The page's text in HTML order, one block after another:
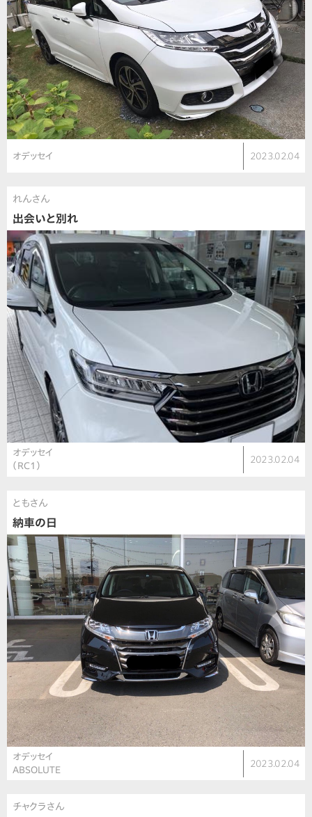
オデッセイ 2023.02.04
れんさん
出会いと別れ
オデッセイ
（RC1）
2023.02.04
ともさん
納車の日
オデッセイ
ABSOLUTE
2023.02.04
チャクラさん